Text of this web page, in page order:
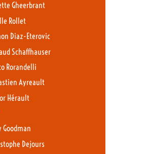
Gheerbrant
Rollet
Diaz-Eterovic
Schaffhauser
Rorandelli
Ayreault
Hérault
Goodman
Dejours